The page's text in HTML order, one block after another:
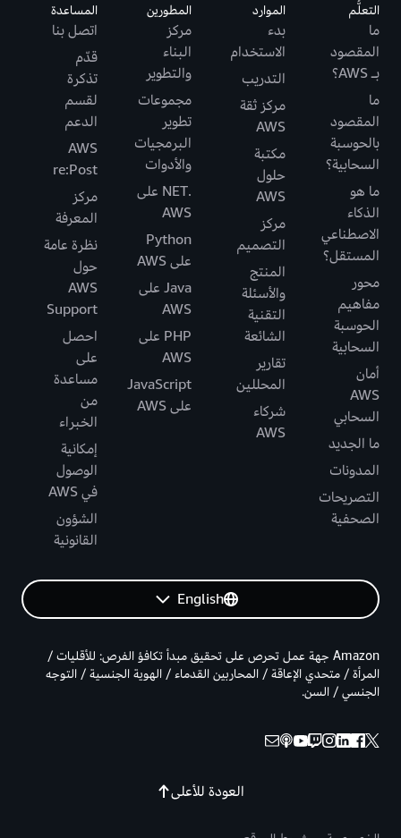
التعلُّم
ما
المقصود
بـ AWS؟
ما
المقصود
بالحوسبة
السحابية؟
ما هو
الذكاء
الاصطناعي
المستقل؟
محور
مفاهيم
الحوسبة
السحابية
أمان
AWS
السحابي
ما الجديد
المدونات
التصريحات
الصحفية
الموارد
بدء
الاستخدام
التدريب
مركز ثقة
AWS
مكتبة
حلول
AWS
مركز
التصميم
المنتج
والأسئلة
التقنية
الشائعة
تقارير
المحللين
شركاء
AWS
المطورين
مركز
البناء
والتطوير
مجموعات
تطوير
البرمجيات
والأدوات
.NET على
AWS
Python
على AWS
Java على
AWS
PHP على
AWS
JavaScript
على AWS
المساعدة
اتصل بنا
قدّم
تذكرة
لقسم
الدعم
AWS
re:Post
مركز
المعرفة
نظرة عامة
حول
AWS
Support
احصل
على
مساعدة
من
الخبراء
إمكانية
الوصول
في AWS
الشؤون
القانونية
English
العودة للأعلى
Amazon جهة عمل تحرص على تحقيق مبدأ تكافؤ الفرص: للأقليات /
المرأة / متحدي الإعاقة / المحاربين القدماء / الهوية الجنسية / التوجه
الجنسي / السن.